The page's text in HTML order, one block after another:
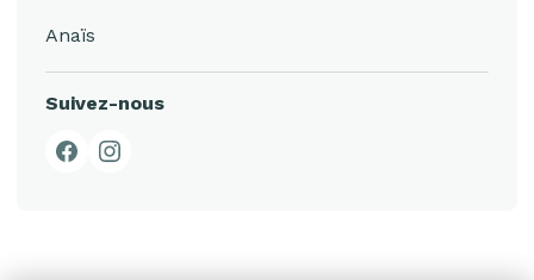
Anaïs
Suivez-nous
FacebookInstagram